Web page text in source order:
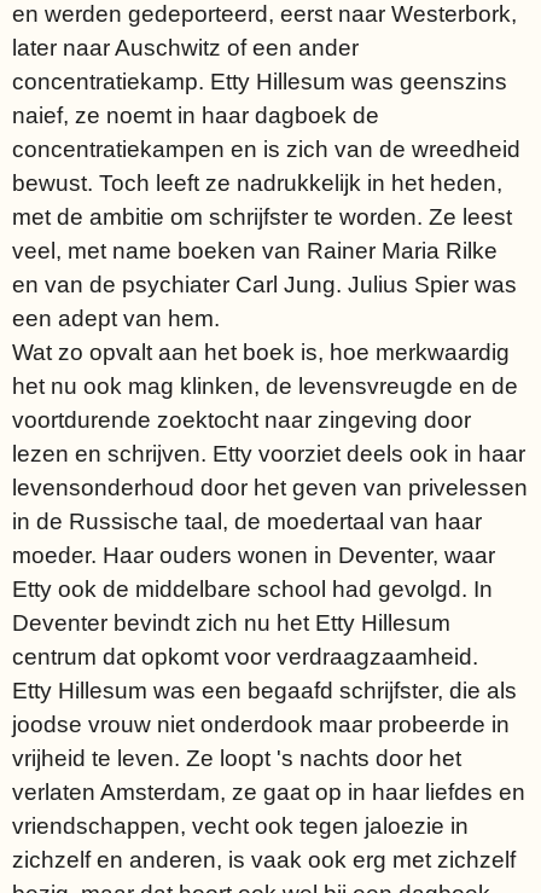
en werden gedeporteerd, eerst naar Westerbork,
later naar Auschwitz of een ander
concentratiekamp. Etty Hillesum was geenszins
naief, ze noemt in haar dagboek de
concentratiekampen en is zich van de wreedheid
bewust. Toch leeft ze nadrukkelijk in het heden,
met de ambitie om schrijfster te worden. Ze leest
veel, met name boeken van Rainer Maria Rilke
en van de psychiater Carl Jung. Julius Spier was
een adept van hem.
Wat zo opvalt aan het boek is, hoe merkwaardig
het nu ook mag klinken, de levensvreugde en de
voortdurende zoektocht naar zingeving door
lezen en schrijven. Etty voorziet deels ook in haar
levensonderhoud door het geven van privelessen
in de Russische taal, de moedertaal van haar
moeder. Haar ouders wonen in Deventer, waar
Etty ook de middelbare school had gevolgd. In
Deventer bevindt zich nu het Etty Hillesum
centrum dat opkomt voor verdraagzaamheid.
Etty Hillesum was een begaafd schrijfster, die als
joodse vrouw niet onderdook maar probeerde in
vrijheid te leven. Ze loopt 's nachts door het
verlaten Amsterdam, ze gaat op in haar liefdes en
vriendschappen, vecht ook tegen jaloezie in
zichzelf en anderen, is vaak ook erg met zichzelf